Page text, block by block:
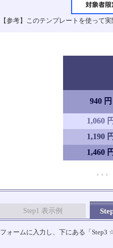
【参考】このテンプレートを使って
940 円
1,060 円
1,190 円
1,460 円
+ + +
Step1 表示例
フォームに入力し、下にある「